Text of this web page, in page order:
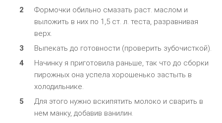
Формочки обильно смазать раст. маслом и
выложить в них по 1,5 ст. л. теста, разравнивая
верх.
Выпекать до готовности (проверить зубочисткой).
Начинку я приготовила раньше, так что до сборки
пирожных она успела хорошенько застыть в
холодильнике.
Для этого нужно вскипятить молоко и сварить в
нем манку, добавив ванилин.